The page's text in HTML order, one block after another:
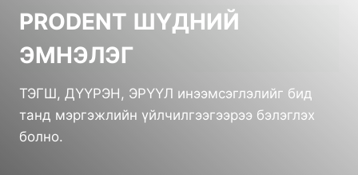
PRODENT ШҮДНИЙ
ЭМНЭЛЭГ
ТЭГШ, ДҮҮРЭН, ЭРҮҮЛ инээмсэглэлийг бид
танд мэргэжлийн үйлчилгээгээрээ бэлэглэх
болно.